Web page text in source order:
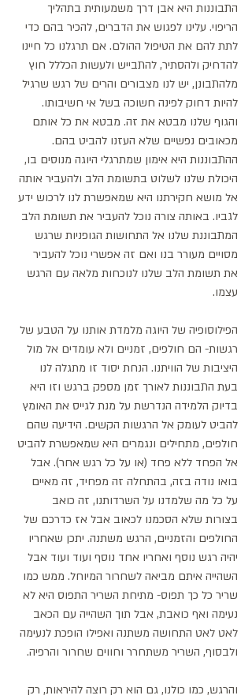
התבוננות היא אבן דרך משמעותית בתהליך
הריפוי. עלינו לפגוש את הדברים, להכיר בהם כדי
לתת להם את הטיפול ההולם. אם תרגלנו כל חיינו
להדחיק ולהסתיר, להתבייש ולעשות הכללל חוץ
מלהתבונן, יש לנו מצבורים והרים של רגש שרגיל
להיות דחוק לפינה חשוכה בשל אי חשיבותו.
והגוף שלנו מבטא את זה. מבטא את כל אותם
מכאובים נפשיים שלא העזנו להביט בהם.
ההתבוננות היא אימון שמתרגלי היוגה מנוסים בו,
היכולת שלנו לשלוט בתשומת הלב ולהעביר אותה
אל מושא חקירתנו היא שמאפשרת לנו לרכוש ידע
לגביו. באותה צורה נוכל להעביר את תשומת הלב
המתבוננת שלנו אל התחושות הגופניות שרגש
מסויים מעורר בנו ואם זה אפשרי נוכל להעביר
את תשומת הלב שלנו לנוכחות מלאה עם הרגש
עצמו.
הפילוסופיה של היוגה מלמדת אותנו על הטבע של
רגשות- הם חולפים, זמניים ולא עומדים אל מול
היציבות של הוויתנו. הנחת יסוד זו מתגלה לנו
בעת התבוננות לאורך זמן מספק ברגש וזו היא
בדיוק הלמידה הנדרשת על מנת לגייס את האומץ
להביט לעומק אל הרגשות הקשים. הידיעה שהם
חולפים, מתחילים ונגמרים היא שמאפשרת להביט
אל הפחד ללא פחד (או על כל רגש אחר). אבל
בואו נודה בזה, בהתחלה זה מפחיד, זה מאיים
על כל מה שלמדנו על השרדותנו, זה כואב
בצורות שלא הסכמנו לכאוב אבל אז כדרכם של
החולפים והזמניים, הרגש משתנה. יתכן שאחריו
יהיה רגש נוסף ואחריו אחד נוסף ועוד ועוד אבל
השהייה איתם מביאה לשחרור המיוחל. ממש כמו
שריר כל כך תפוס- מתיחת השריר התפוס היא לא
נעימה ואף כואבת, אבל תוך השהייה עם הכאב
לאט לאט התחושה משתנה ואפילו הופכת לנעימה
ולבסוף, השריר משתחרר וחווים שחרור והרפיה.
והרגש, כמו כולנו, גם הוא רק רוצה להיראות, רק